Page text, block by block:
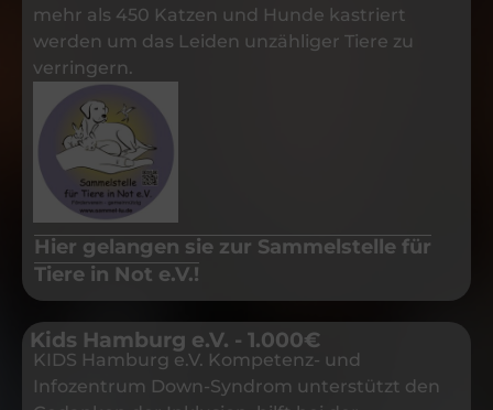
mehr als 450 Katzen und Hunde kastriert
werden um das Leiden unzähliger Tiere zu
verringern.
Hier gelangen sie zur Sammelstelle für
Tiere in Not e.V.!
Kids Hamburg e.V. - 1.000€
KIDS Hamburg e.V. Kompetenz- und
Infozentrum Down-Syndrom unterstützt den